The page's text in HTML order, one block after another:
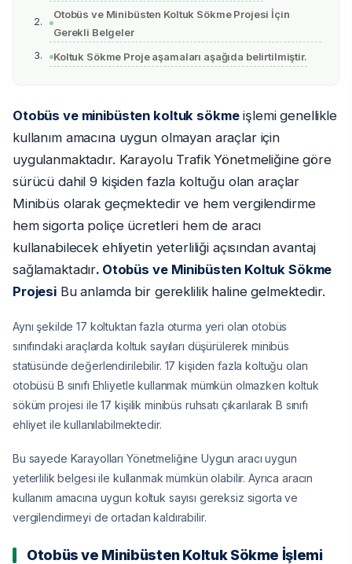
Otobüs ve Minibüsten Koltuk Sökme Projesi İçin
Gerekli Belgeler
Koltuk Sökme Proje aşamaları aşağıda belirtilmiştir.
Otobüs ve minibüsten koltuk sökmeişlemi genellikle
kullanım amacına uygun olmayan araçlar için
uygulanmaktadır. Karayolu Trafik Yönetmeliğine göre
sürücü dahil 9 kişiden fazla koltuğu olan araçlar
Minibüs olarak geçmektedir ve hem vergilendirme
hem sigorta poliçe ücretleri hem de aracı
kullanabilecek ehliyetin yeterliliği açısından avantaj
sağlamaktadır. Otobüs ve Minibüsten Koltuk Sökme
Projesi Bu anlamda bir gereklilik haline gelmektedir.
Aynı şekilde 17 koltuktan fazla oturma yeri olan otobüs
sınıfındaki araçlarda koltuk sayıları düşürülerek minibüs
statüsünde değerlendirilebilir. 17 kişiden fazla koltuğu olan
otobüsü B sınıfı Ehliyetle kullanmak mümkün olmazken koltuk
söküm projesi ile 17 kişilik minibüs ruhsatı çıkarılarak B sınıfı
ehliyet ile kullanılabilmektedir.
Bu sayede Karayolları Yönetmeliğine Uygun aracı uygun
yeterlilik belgesi ile kullanmak mümkün olabilir. Ayrıca aracın
kullanım amacına uygun koltuk sayısı gereksiz sigorta ve
vergilendirmeyi de ortadan kaldırabilir.
Otobüs ve Minibüsten Koltuk Sökme İşlemi